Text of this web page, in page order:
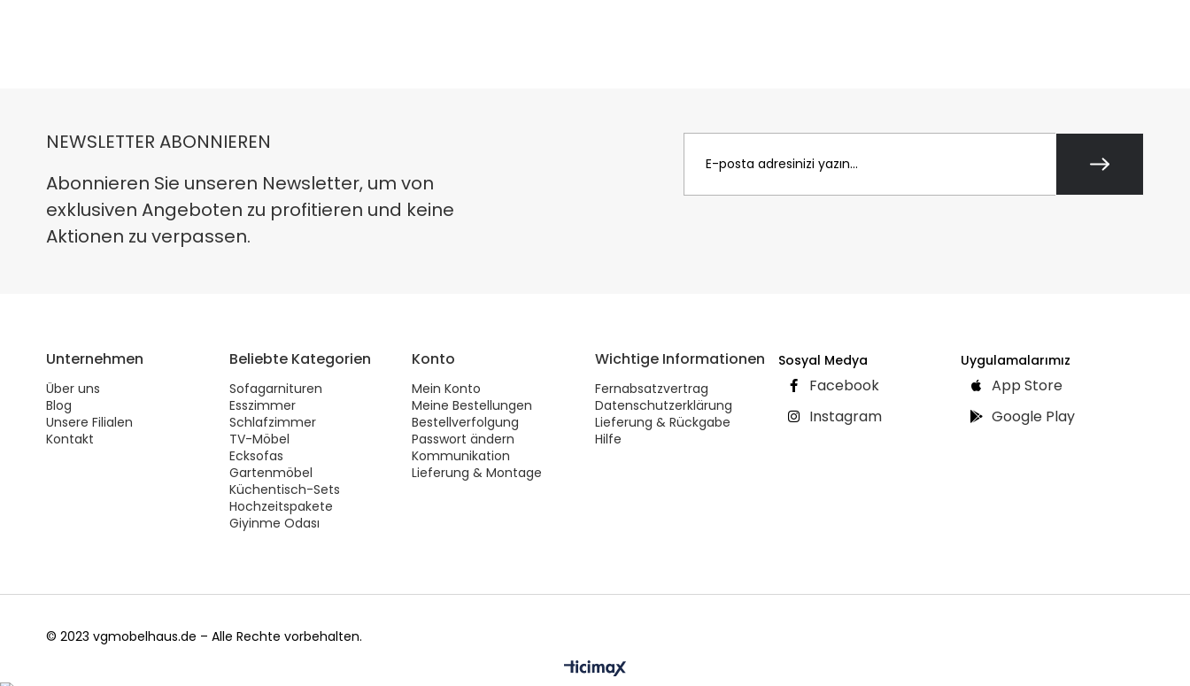
NEWSLETTER ABONNIEREN
Abonnieren Sie unseren Newsletter, um von
exklusiven Angeboten zu profitieren und keine
Aktionen zu verpassen.
Unternehmen
Über uns
Blog
Unsere Filialen
Kontakt
Beliebte Kategorien
Sofagarnituren
Esszimmer
Schlafzimmer
TV-Möbel
Ecksofas
Gartenmöbel
Küchentisch-Sets
Hochzeitspakete
Giyinme Odası
Konto
Mein Konto
Meine Bestellungen
Bestellverfolgung
Passwort ändern
Kommunikation
Lieferung & Montage
Wichtige Informationen
Fernabsatzvertrag
Datenschutzerklärung
Lieferung & Rückgabe
Hilfe
Sosyal Medya
Facebook
Instagram
Uygulamalarımız
App Store
Google Play
© 2023 vgmobelhaus.de – Alle Rechte vorbehalten.